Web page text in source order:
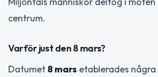
centrum.
Varför just den 8 mars?
Datumet 8 mars etablerades